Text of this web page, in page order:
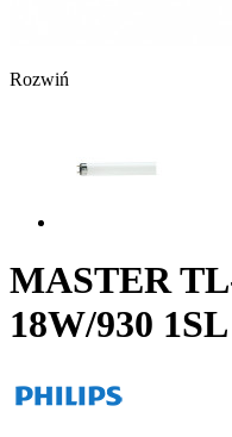
Rozwiń
MASTER
18W/930 1SL